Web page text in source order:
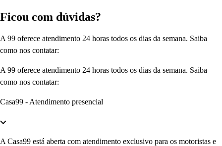
Ficou com dúvidas?
A 99 oferece atendimento 24 horas todos os dias da semana. Saiba
como nos contatar:
A 99 oferece atendimento 24 horas todos os dias da semana. Saiba
como nos contatar:
Casa99 - Atendimento presencial
A Casa99 está aberta com atendimento exclusivo para os motoristas e